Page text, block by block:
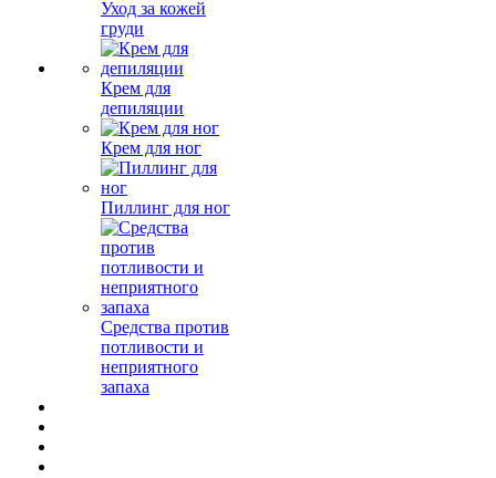
Уход за кожей
груди
Крем для
депиляции
Крем для ног
Пиллинг для ног
Средства против
потливости и
неприятного
запаха